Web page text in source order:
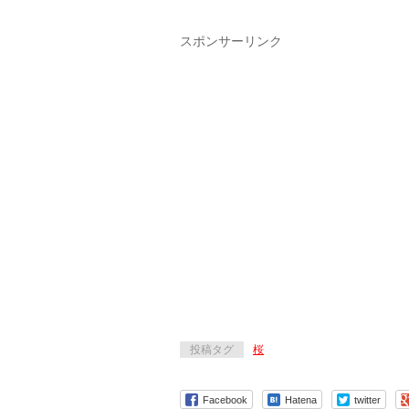
スポンサーリンク
投稿タグ 桜
Facebook Hatena twitter